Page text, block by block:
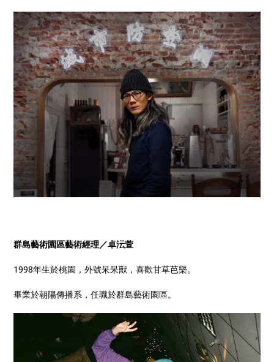
群島藝術園區藝術經理／卓沄萱
1998年生於桃園，外號呆呆獸，喜歡甘草芭樂。
畢業於朝陽傳播系，任職於群島藝術園區。